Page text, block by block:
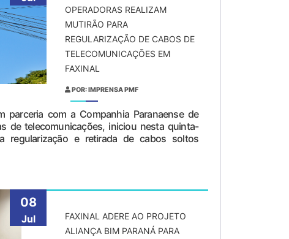
OPERADORAS REALIZAM
MUTIRÃO PARA
REGULARIZAÇÃO DE CABOS DE
TELECOMUNICAÇÕES EM
FAXINAL
POR: IMPRENSA PMF
parceria com a Companhia Paranaense de
de telecomunicações, iniciou nesta quinta-
regularização e retirada de cabos soltos
08
Jul
FAXINAL ADERE AO PROJETO
ALIANÇA BIM PARANÁ PARA